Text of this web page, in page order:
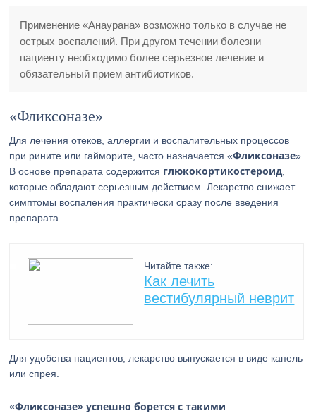
Применение «Анаурана» возможно только в случае не
острых воспалений. При другом течении болезни
пациенту необходимо более серьезное лечение и
обязательный прием антибиотиков.
«Фликсоназе»
Для лечения отеков, аллергии и воспалительных процессов
при рините или гайморите, часто назначается «Фликсоназе».
В основе препарата содержится глюкокортикостероид
которые обладают серьезным действием. Лекарство снижает
симптомы воспаления практически сразу после введения
препарата.
Читайте также:
Как лечить
вестибулярный неврит
Для удобства пациентов, лекарство выпускается в виде капель
или спрея.
«Фликсоназе» успешно борется с такими